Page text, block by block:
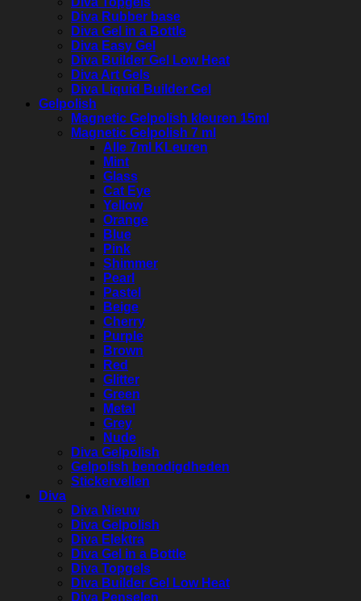
Diva Rubber base
Diva Gel in a Bottle
Diva Easy Gel
Diva Builder Gel Low Heat
Diva Art Gels
Diva Liquid Builder Gel
Gelpolish
Magnetic Gelpolish kleuren 15ml
Magnetic Gelpolish 7 ml
Alle 7ml KLeuren
Mint
Glass
Cat Eye
Yellow
Orange
Blue
Pink
Shimmer
Pearl
Pastel
Beige
Cherry
Purple
Brown
Red
Glitter
Green
Metal
Grey
Nude
Diva Gelpolish
Gelpolish benodigdheden
Stickervellen
Diva
Diva Nieuw
Diva Gelpolish
Diva Elektra
Diva Gel in a Bottle
Diva Topgels
Diva Builder Gel Low Heat
Diva Penselen